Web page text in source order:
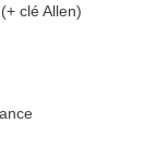
clé Allen)